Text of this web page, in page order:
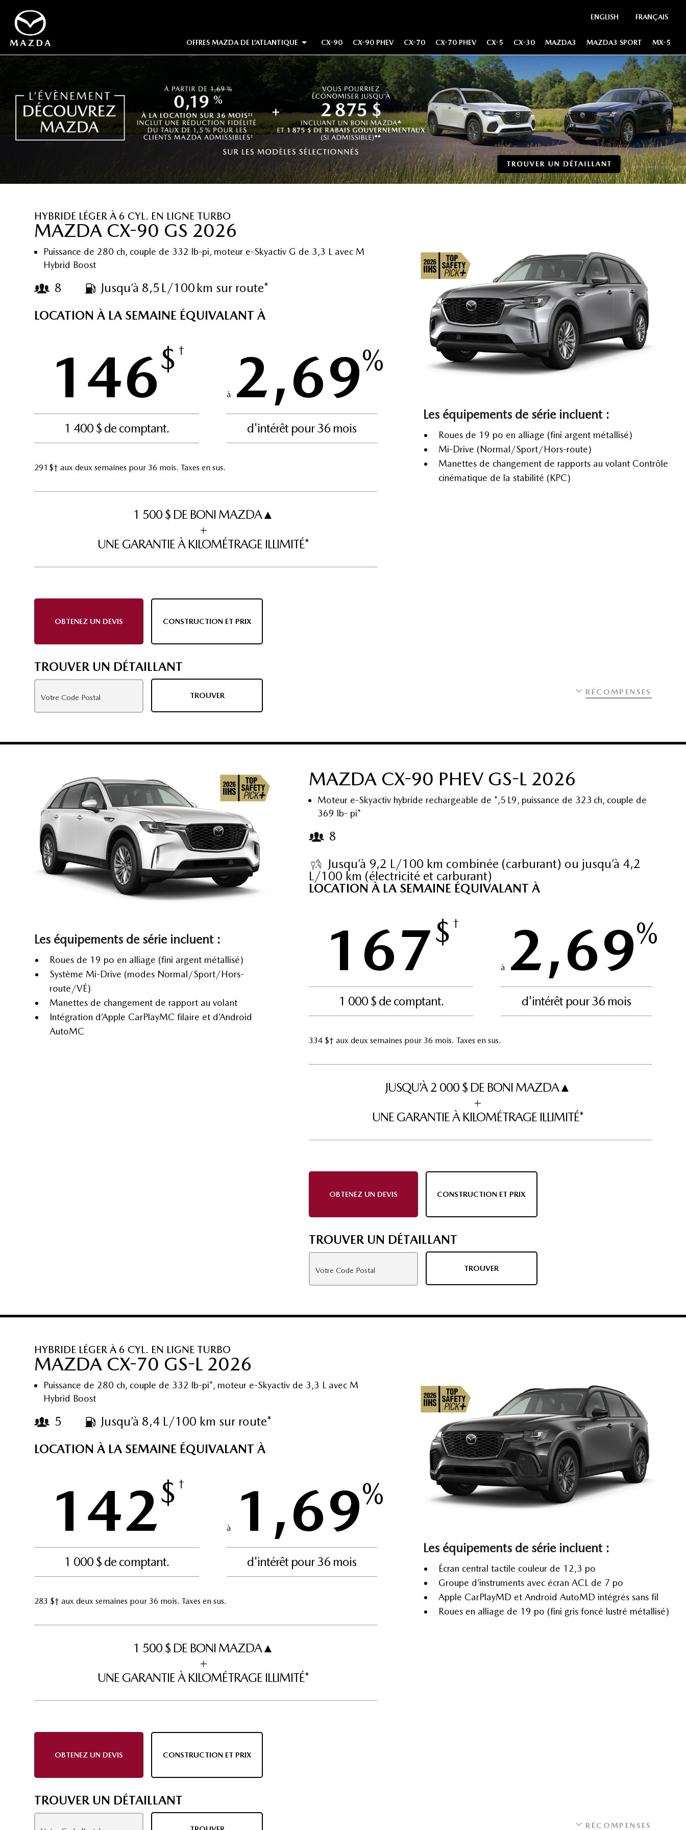
ENGLISH FRANÇAIS
OFFRES MAZDA DE L’ATLANTIQUE
OFFRES MAZDA DE LA COLOMBIE-BRITANNIQUE
OFFRES MAZDA DE L’ONTARIO
OFFRES MAZDA DE L’ALBERTA
OFFRES MAZDA DE MANITOBA ET SASKATCHEWAN
OFFRES MAZDA DU QUÉBEC
OFFRES MAZDA DE L’ATLANTIQUE
CX-90 CX-90 PHEV CX-70 CX-70 PHEV CX-5 CX-30 MAZDA3 MAZDA3 SPORT MX-5
Les équipements de série incluent :
Roues de 19 po en alliage (fini argent métallisé)
Mi-Drive (Normal/Sport/Hors-route)
Manettes de changement de rapports au volant Contrôle
cinématique de la stabilité (KPC)
HYBRIDE LÉGER À 6 CYL. EN LIGNE TURBO
MAZDA CX-90 GS 2026
Puissance de 280 ch, couple de 332 lb-pi, moteur e-Skyactiv G de 3,3 L avec M
Hybrid Boost
8
Jusqu’à 8,5 L/100 km sur route*
LOCATION À LA SEMAINE ÉQUIVALANT À
146$ †
1 400 $ de comptant.
à 2,69%
d'intérêt pour 36 mois
291 $† aux deux semaines pour 36 mois. Taxes en sus.
1 500 $ DE BONI MAZDA▲
+
UNE GARANTIE À KILOMÉTRAGE ILLIMITÉ*
OBTENEZ UN DEVIS CONSTRUCTION ET PRIX
TROUVER UN DÉTAILLANT
TROUVER RÉCOMPENSES
Les équipements de série incluent :
Roues de 19 po en alliage (fini argent métallisé)
Système Mi-Drive (modes Normal/Sport/Hors-
route/VÉ)
Manettes de changement de rapport au volant
Intégration d’Apple CarPlayMC filaire et d’Android
AutoMC
MAZDA CX-90 PHEV GS-L 2026
Moteur e-Skyactiv hybride rechargeable de *,5 L9, puissance de 323 ch, couple de
369 lb- pi*
8
Jusqu’à 9,2 L/100 km combinée (carburant) ou jusqu’à 4,2
L/100 km (électricité et carburant)
LOCATION À LA SEMAINE ÉQUIVALANT À
167$ †
1 000 $ de comptant.
à 2,69%
d'intérêt pour 36 mois
334 $† aux deux semaines pour 36 mois. Taxes en sus.
JUSQU’À 2 000 $ DE BONI MAZDA▲
+
UNE GARANTIE À KILOMÉTRAGE ILLIMITÉ*
OBTENEZ UN DEVIS CONSTRUCTION ET PRIX
TROUVER UN DÉTAILLANT
TROUVER
Les équipements de série incluent :
Écran central tactile couleur de 12,3 po
Groupe d’instruments avec écran ACL de 7 po
Apple CarPlayMD et Android AutoMD intégrés sans fil
Roues en alliage de 19 po (fini gris foncé lustré métallisé)
HYBRIDE LÉGER À 6 CYL. EN LIGNE TURBO
MAZDA CX-70 GS-L 2026
Puissance de 280 ch, couple de 332 lb-pi*, moteur e-Skyactiv de 3,3 L avec M
Hybrid Boost
5
Jusqu’à 8,4 L/100 km sur route*
LOCATION À LA SEMAINE ÉQUIVALANT À
142$ †
1 000 $ de comptant.
à 1,69%
d'intérêt pour 36 mois
283 $† aux deux semaines pour 36 mois. Taxes en sus.
1 500 $ DE BONI MAZDA▲
+
UNE GARANTIE À KILOMÉTRAGE ILLIMITÉ*
OBTENEZ UN DEVIS CONSTRUCTION ET PRIX
TROUVER UN DÉTAILLANT
RÉCOMPENSES